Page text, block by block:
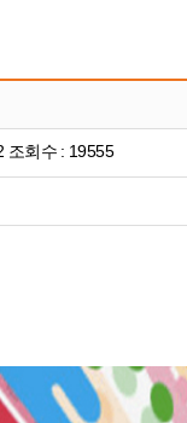
조회수 : 19555